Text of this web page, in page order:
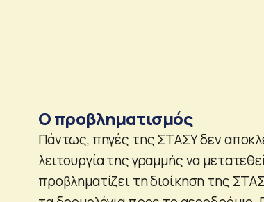
Ο προβληματισμός
Πάντως, πηγές της ΣΤΑΣΥ δεν
λειτουργία της γραμμής να
προβληματίζει τη διοίκηση της